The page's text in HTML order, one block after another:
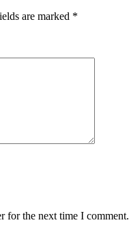
are marked *
for the next time I comment.